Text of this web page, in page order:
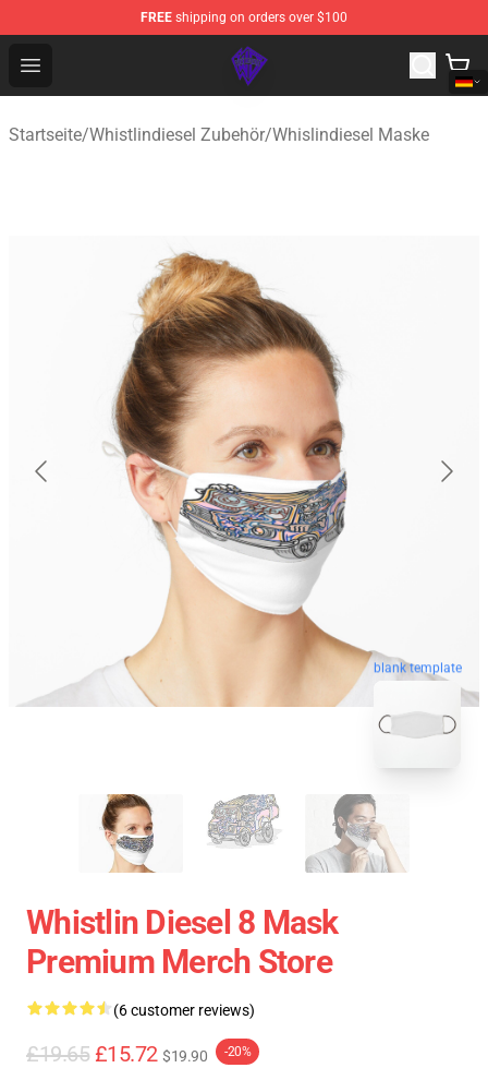
FREE shipping on orders over $100
Open menu
WhistlinDiesel Shop - Official WhistlinDiesel
Startseite/Whistlindiesel Zubehör/Whislindiesel Maske
blank template
Whistlin Diesel 8 Mask
Premium Merch Store
(6 customer reviews)
£19.65 £15.72 $19.90 -20%